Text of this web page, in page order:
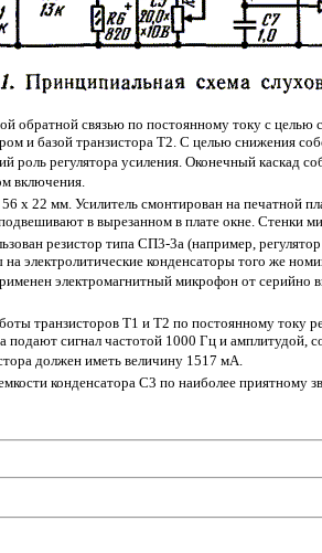
обратной связью по постоянному току с
и базой транзистора Т2. С целью снижения
регулятора усиления. Оконечный каскад
включения.
22 мм. Усилитель смонтирован на печатной
в вырезанном в плате окне. Стенки
резистор типа СП3-3а (например,
электролитические конденсаторы того же
электромагнитный микрофон от
транзисторов Т1 и Т2 по постоянному
сигнал частотой 1000 Гц и амплитудой,
должен иметь величину 1517 мА.
конденсатора C3 по наиболее приятному